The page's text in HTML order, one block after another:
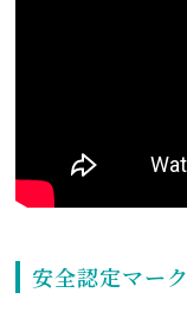
安全認定マーク